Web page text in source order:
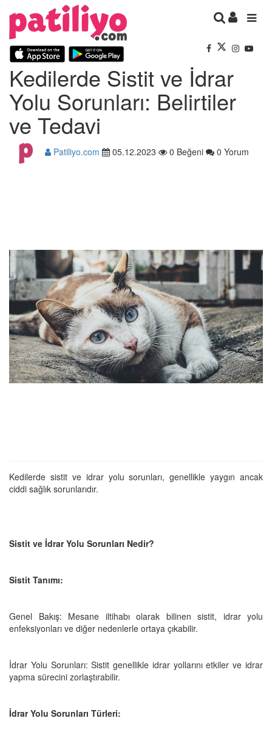
Kedilerde Sistit ve İdrar
Yolu Sorunları: Belirtiler
ve Tedavi
Patiliyo.com 05.12.2023 0 Beğeni 0 Yorum
Kedilerde sistit ve idrar yolu sorunları, genellikle yaygın ancak
ciddi sağlık sorunlarıdır.
Sistit ve İdrar Yolu Sorunları Nedir?
Sistit Tanımı:
Genel Bakış: Mesane iltihabı olarak bilinen sistit, idrar yolu
enfeksiyonları ve diğer nedenlerle ortaya çıkabilir.
İdrar Yolu Sorunları: Sistit genellikle idrar yollarını etkiler ve idrar
yapma sürecini zorlaştırabilir.
İdrar Yolu Sorunları Türleri: